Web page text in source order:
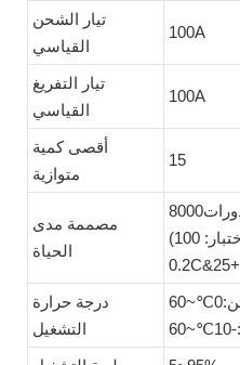
تيار الشحن
القياسي
100A
تيار التفريغ
القياسي
100A
أقصى كمية
متوازية
15
مصممة مدى
الحياة
(شروط الاختبار: 100% DOD، شحن
درجة حرارة
التشغيل